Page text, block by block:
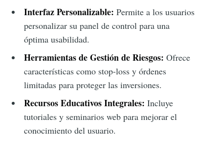
Interfaz Personalizable: Permite a los usuarios
personalizar su panel de control para una
óptima usabilidad.
Herramientas de Gestión de Riesgos: Ofrece
características como stop-loss y órdenes
limitadas para proteger las inversiones.
Recursos Educativos Integrales: Incluye
tutoriales y seminarios web para mejorar el
conocimiento del usuario.